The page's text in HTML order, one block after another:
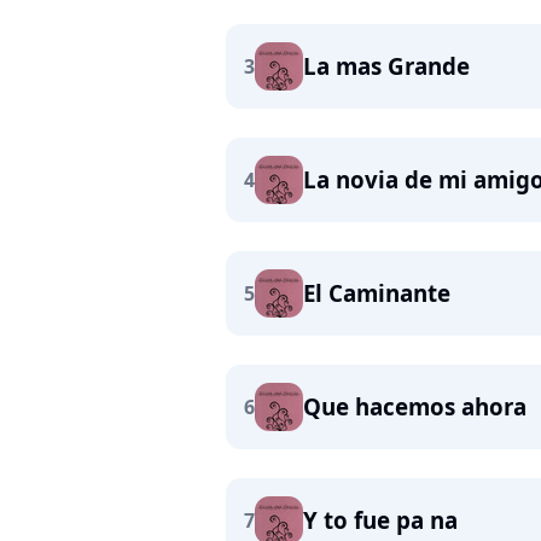
3 La mas Grande
4 La novia de mi
5 El Caminante
6 Que hacemos ahora
7 Y to fue pa na